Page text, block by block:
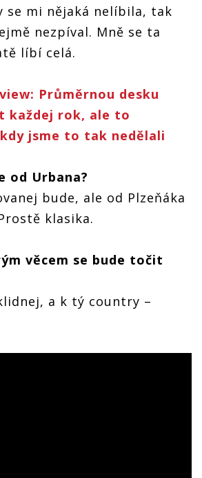
se mi nějaká nelíbila, tak
nezpíval. Mně se ta
líbí celá.
Průměrnou desku
každej rok, ale to
jsme to tak nedělali
od Urbana?
bude, ale od Plzeňáka
klasika.
věcem se bude točit
a k tý country –